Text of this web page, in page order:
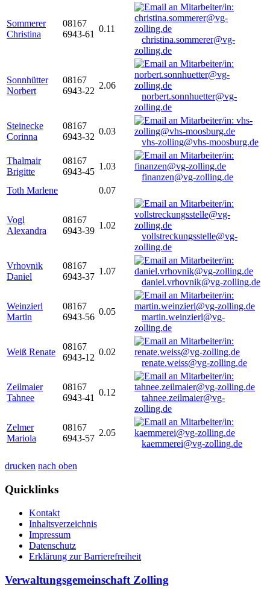
Sommerer
Christina
08167
6943-61
0.11
christina.sommerer@vg-
zolling.de
Sonnhütter
Norbert
08167
6943-22
2.06
norbert.sonnhuetter@vg-
zolling.de
Steinecke
Corinna
08167
6943-32
0.03
vhs-zolling@vhs-moosburg.de
Thalmair
Brigitte
08167
6943-45
1.03
finanzen@vg-zolling.de
Toth Marlene
0.07
Vogl
Alexandra
08167
6943-39
1.02
vollstreckungsstelle@vg-
zolling.de
Vrhovnik
Daniel
08167
6943-37
1.07
daniel.vrhovnik@vg-zolling.de
Weinzierl
Martin
08167
6943-56
0.05
martin.weinzierl@vg-
zolling.de
Weiß Renate
08167
6943-12
0.02
renate.weiss@vg-zolling.de
Zeilmaier
Tahnee
08167
6943-41
0.12
tahnee.zeilmaier@vg-
zolling.de
Zelmer
Mariola
08167
6943-57
2.05
kaemmerei@vg-zolling.de
drucken nach oben
Quicklinks
Kontakt
Inhaltsverzeichnis
Impressum
Datenschutz
Erklärung zur Barrierefreiheit
Verwaltungsgemeinschaft Zolling